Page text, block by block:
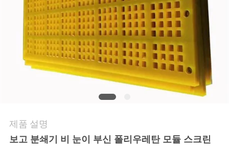
스
제품 설명
보고 분쇄기 비 눈이 부신 폴리우레탄 모듈 스크린